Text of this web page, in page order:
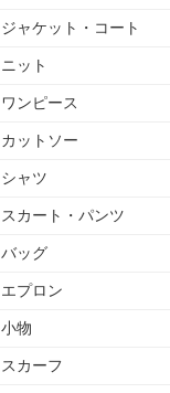
ジャケット・コート
ニット
ワンピース
カットソー
シャツ
スカート・パンツ
バッグ
エプロン
小物
スカーフ